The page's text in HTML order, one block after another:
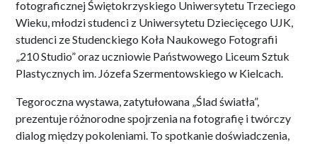
fotograficznej Świętokrzyskiego Uniwersytetu Trzeciego
Wieku, młodzi studenci z Uniwersytetu Dziecięcego UJK,
studenci ze Studenckiego Koła Naukowego Fotografii
„210 Studio” oraz uczniowie Państwowego Liceum Sztuk
Plastycznych im. Józefa Szermentowskiego w Kielcach.
Tegoroczna wystawa, zatytułowana „Ślad światła”,
prezentuje różnorodne spojrzenia na fotografię i twórczy
dialog między pokoleniami. To spotkanie doświadczenia,